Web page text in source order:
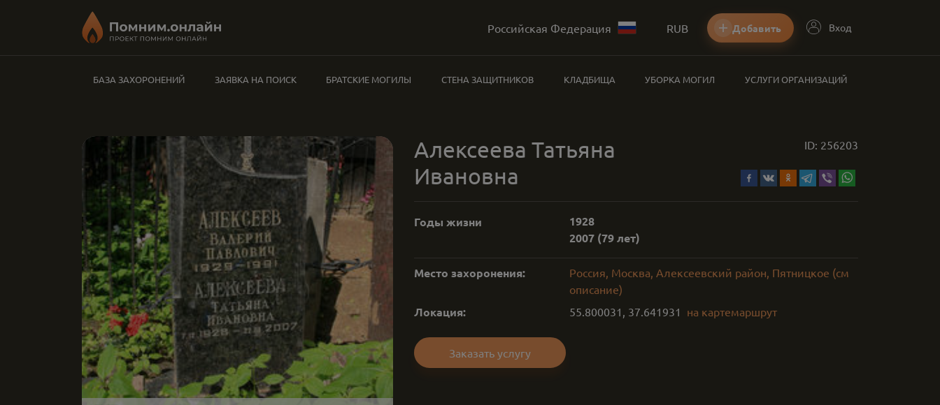
Российская Федерация RUB Добавить Вход
БАЗА ЗАХОРОНЕНИЙ ЗАЯВКА НА ПОИСК БРАТСКИЕ МОГИЛЫ СТЕНА ЗАЩИТНИКОВ КЛАДБИЩА УБОРКА МОГИЛ УСЛУГИ ОРГАНИЗАЦИЙ
Алексеева Татьяна
Ивановна
ID: 256203
Годы жизни
1928
2007 (79 лет)
Место захоронения:
Россия, Москва, Алексеевский район, Пятницкое (см
описание)
Локация: 55.800031 , 37.641931 на картемаршрут
Заказать услугу